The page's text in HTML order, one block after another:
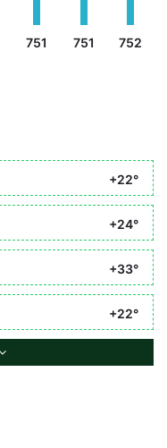
751 751 752
+22°
+24°
+33°
+22°